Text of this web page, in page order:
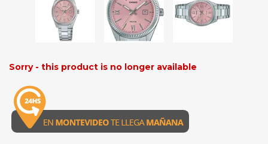
Sorry - this product is no longer available